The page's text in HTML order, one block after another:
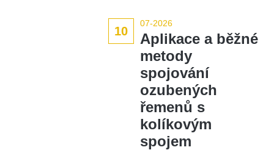
10
07-2026
Aplikace a běžné
metody
spojování
ozubených
řemenů s
kolíkovým
spojem